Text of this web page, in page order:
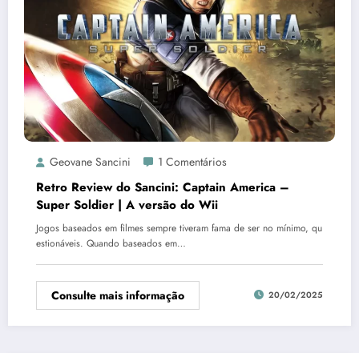
Geovane Sancini 1 Comentários
Retro Review do Sancini: Captain America –
Super Soldier | A versão do Wii
Jogos baseados em filmes sempre tiveram fama de ser no mínimo, qu
estionáveis. Quando baseados em…
Consulte mais informação 20/02/2025